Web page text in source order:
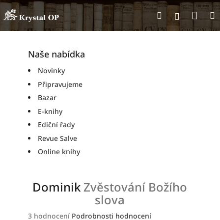
Přejít
na
obsah
Hledat
Naše nabídka
Novinky
Připravujeme
Bazar
E-knihy
Ediční řady
Revue Salve
Online knihy
DominikZvěstování Božího
slova
Průměrné
3 hodnocení Podrobnosti hodnocení